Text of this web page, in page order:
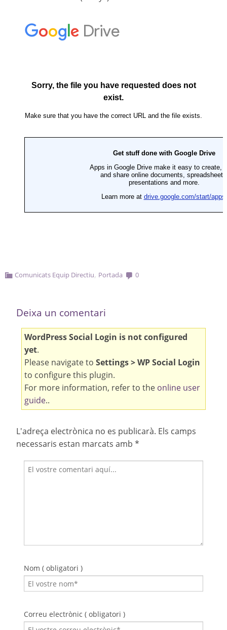
Comunicats Equip Directiu, Portada 0
Deixa un comentari
WordPress Social Login is not configured
yet.
Please navigate to Settings > WP Social Login
to configure this plugin.
For more information, refer to the online user
guide..
L'adreça electrònica no es publicarà. Els camps
necessaris estan marcats amb *
Nom ( obligatori )
Correu electrònic ( obligatori )